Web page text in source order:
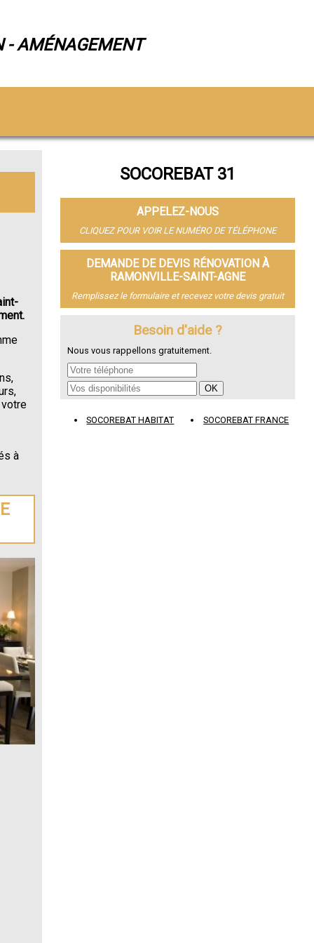
- AMÉNAGEMENT
à
SOCOREBAT 31
APPELEZ-NOUS
CLIQUEZ POUR VOIR LE NUMÉRO DE TÉLÉPHONE
DEMANDE DE DEVIS RÉNOVATION À
RAMONVILLE-SAINT-AGNE
Remplissez le formulaire et recevez votre devis gratuit
Besoin d'aide ?
Nous vous rappellons gratuitement.
SOCOREBAT HABITAT SOCOREBAT FRANCE